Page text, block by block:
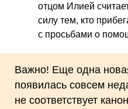
отцом Илией
силу тем, кто
с просьбами о
Важно! Еще одна
появилась совсем
не соответствует